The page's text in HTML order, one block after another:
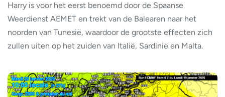
Harry is voor het eerst benoemd door de Spaanse
Weerdienst AEMET en trekt van de Balearen naar het
noorden van Tunesië, waardoor de grootste effecten zich
zullen uiten op het zuiden van Italië, Sardinië en Malta.